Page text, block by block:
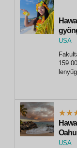
USA
egyik
USA